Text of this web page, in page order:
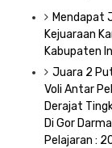
Mendapat
Kejuaraan
Kabupaten
Juara 2
Voli Antar
Derajat
Di Gor
Pelajaran :